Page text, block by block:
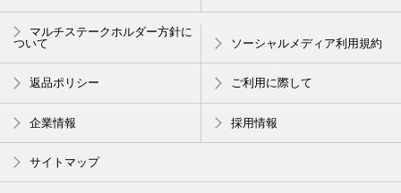
マルチステークホルダー方針に
ついて
ソーシャルメディア利用規約
返品ポリシー ご利用に際して
企業情報 採用情報
サイトマップ